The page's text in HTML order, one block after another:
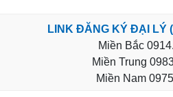
LINK ĐĂNG KÝ ĐẠI LÝ
Miền Bắc
Miền Trung
Miền Nam